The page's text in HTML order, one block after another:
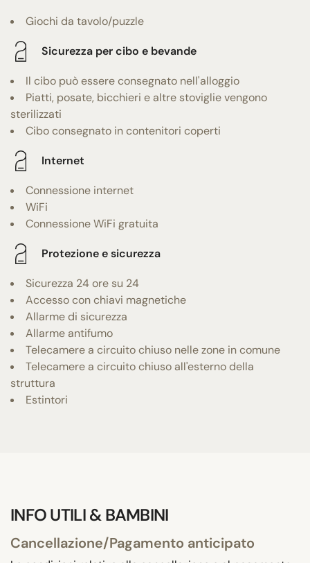
Giochi da tavolo/puzzle
Sicurezza per cibo e bevande
Il cibo può essere consegnato nell'alloggio
Piatti, posate, bicchieri e altre stoviglie vengono
sterilizzati
Cibo consegnato in contenitori coperti
Internet
Connessione internet
WiFi
Connessione WiFi gratuita
Protezione e sicurezza
Sicurezza 24 ore su 24
Accesso con chiavi magnetiche
Allarme di sicurezza
Allarme antifumo
Telecamere a circuito chiuso nelle zone in comune
Telecamere a circuito chiuso all'esterno della
struttura
Estintori
INFO UTILI & BAMBINI
Cancellazione/Pagamento anticipato